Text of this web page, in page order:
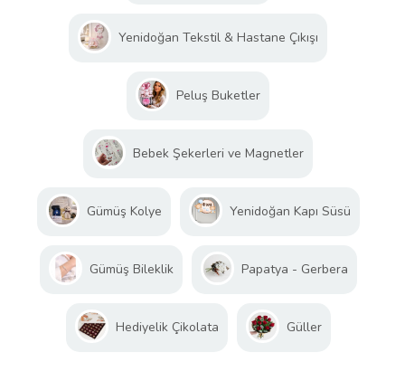
Yenidoğan Tekstil & Hastane Çıkışı
Peluş Buketler
Bebek Şekerleri ve Magnetler
Gümüş Kolye Yenidoğan Kapı Süsü
Gümüş Bileklik Papatya - Gerbera
Hediyelik Çikolata Güller